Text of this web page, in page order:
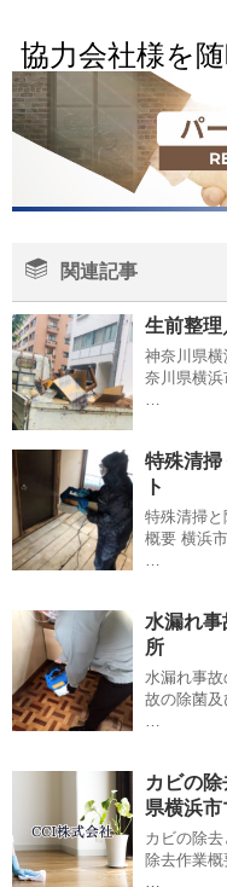
協力会社様を
関連記事
生前整理
神奈川県
奈川県横
…
特殊清掃
ト
特殊清掃
概要 横浜
…
水漏れ事
所
水漏れ事
故の除菌
…
カビの除
県横浜市
カビの除
除去作業
…